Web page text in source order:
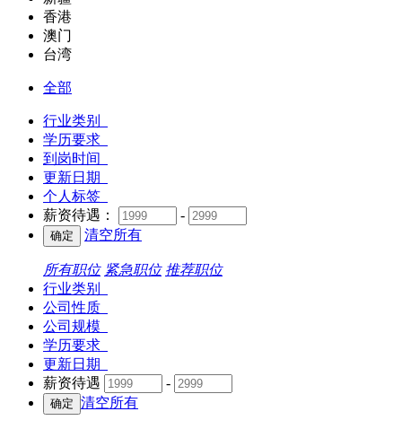
香港
澳门
台湾
全部
行业类别
学历要求
到岗时间
更新日期
个人标签
薪资待遇：
-
清空所有
所有职位 紧急职位 推荐职位
行业类别
公司性质
公司规模
学历要求
更新日期
薪资待遇
-
清空所有